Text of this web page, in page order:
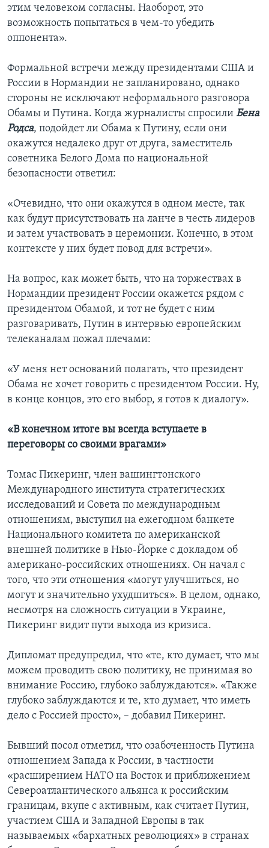
этим человеком согласны. Наоборот, это
возможность попытаться в чем-то убедить
оппонента».
Формальной встречи между президентами США и
России в Нормандии не запланировано, однако
стороны не исключают неформального разговора
Обамы и Путина. Когда журналисты спросили Бена
Родса, подойдет ли Обама к Путину, если они
окажутся недалеко друг от друга, заместитель
советника Белого Дома по национальной
безопасности ответил:
«Очевидно, что они окажутся в одном месте, так
как будут присутствовать на ланче в честь лидеров
и затем участвовать в церемонии. Конечно, в этом
контексте у них будет повод для встречи».
На вопрос, как может быть, что на торжествах в
Нормандии президент России окажется рядом с
президентом Обамой, и тот не будет с ним
разговаривать, Путин в интервью европейским
телеканалам пожал плечами:
«У меня нет оснований полагать, что президент
Обама не хочет говорить с президентом России. Ну,
в конце концов, это его выбор, я готов к диалогу».
«В конечном итоге вы всегда вступаете в
переговоры со своими врагами»
Томас Пикеринг, член вашингтонского
Международного института стратегических
исследований и Совета по международным
отношениям, выступил на ежегодном банкете
Национального комитета по американской
внешней политике в Нью-Йорке с докладом об
американо-российских отношениях. Он начал с
того, что эти отношения «могут улучшиться, но
могут и значительно ухудшиться». В целом, однако,
несмотря на сложность ситуации в Украине,
Пикеринг видит пути выхода из кризиса.
Дипломат предупредил, что «те, кто думает, что мы
можем проводить свою политику, не принимая во
внимание Россию, глубоко заблуждаются». «Также
глубоко заблуждаются и те, кто думает, что иметь
дело с Россией просто», – добавил Пикеринг.
Бывший посол отметил, что озабоченность Путина
отношением Запада к России, в частности
«расширением НАТО на Восток и приближением
Североатлантического альянса к российским
границам, вкупе с активным, как считает Путин,
участием США и Западной Европы в так
называемых «бархатных революциях» в странах